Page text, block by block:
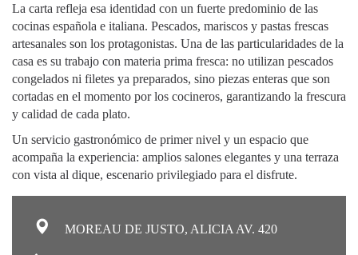
La carta refleja esa identidad con un fuerte predominio de las
cocinas española e italiana. Pescados, mariscos y pastas frescas
artesanales son los protagonistas. Una de las particularidades de la
casa es su trabajo con materia prima fresca: no utilizan pescados
congelados ni filetes ya preparados, sino piezas enteras que son
cortadas en el momento por los cocineros, garantizando la frescura
y calidad de cada plato.
Un servicio gastronómico de primer nivel y un espacio que
acompaña la experiencia: amplios salones elegantes y una terraza
con vista al dique, escenario privilegiado para el disfrute.
MOREAU DE JUSTO, ALICIA AV. 420